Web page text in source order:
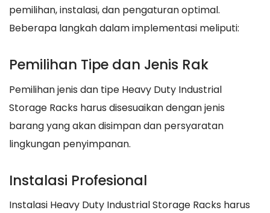
pemilihan, instalasi, dan pengaturan optimal.
Beberapa langkah dalam implementasi meliputi:
Pemilihan Tipe dan Jenis Rak
Pemilihan jenis dan tipe Heavy Duty Industrial
Storage Racks harus disesuaikan dengan jenis
barang yang akan disimpan dan persyaratan
lingkungan penyimpanan.
Instalasi Profesional
Instalasi Heavy Duty Industrial Storage Racks harus